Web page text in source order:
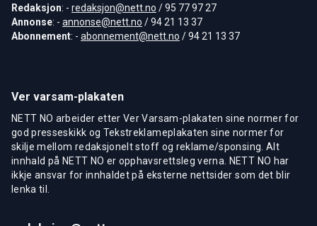
Redaksjon: - redaksjon@nett.no / 95 77 97 27
Annonse: - annonse@nett.no / 94 21 13 37
Abonnement: - abonnement@nett.no / 94 21 13 37
Ver varsam-plakaten
NETT NO arbeider etter Ver Varsam-plakaten sine normer for
god presseskikk og Tekstreklameplakaten sine normer for
skilje mellom redaksjonelt stoff og reklame/sponsing. Alt
innhald på NETT NO er opphavsrettsleg verna. NETT NO har
ikkje ansvar for innhaldet på eksterne nettsider som det blir
lenka til.